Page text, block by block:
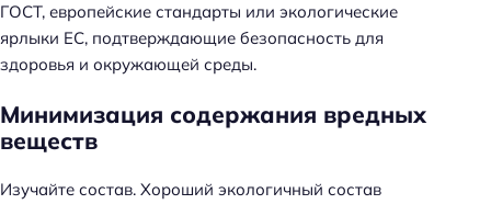
ГОСТ, европейские стандарты или экологические
ярлыки ЕС, подтверждающие безопасность для
здоровья и окружающей среды.
Минимизация содержания вредных
веществ
Изучайте состав. Хороший экологичный состав